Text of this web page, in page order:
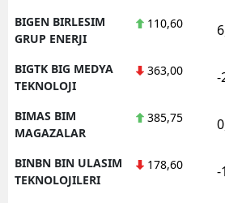
BIGEN BIRLESIM
GRUP ENERJI
110,60
BIGTK BIG MEDYA
TEKNOLOJI
363,00 -
BIMAS BIM
MAGAZALAR
385,75
BINBN BIN ULASIM
TEKNOLOJILERI
178,60 -